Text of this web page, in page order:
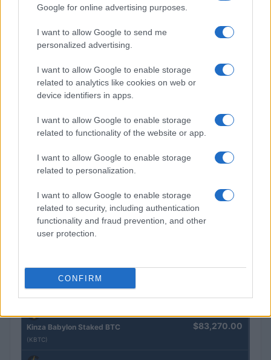
Google for online advertising purposes.
I want to allow Google to send me
personalized advertising.
I want to allow Google to enable storage
related to analytics like cookies on web or
device identifiers in apps.
I want to allow Google to enable storage
related to functionality of the website or app.
I want to allow Google to enable storage
related to personalization.
I want to allow Google to enable storage
related to security, including authentication
functionality and fraud prevention, and other
user protection.
CONFIRM
NÃO CLASSIFICADO
Brent cai 8.3% e arrasta petróleo e ouro para baixo
Rafael Oliveira · 7 ago 2026
Nome
Kinza Babylon Staked BTC
(KBTC)
$83,270.00